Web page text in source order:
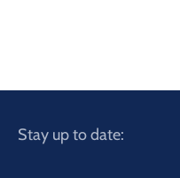
Stay up to date: